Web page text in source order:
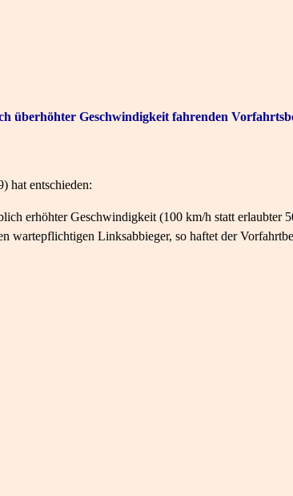
überhöhter Geschwindigkeit fahrenden
hat entschieden:
erhöhter Geschwindigkeit (100 km/h statt erlaubter
wartepflichtigen Linksabbieger, so haftet der